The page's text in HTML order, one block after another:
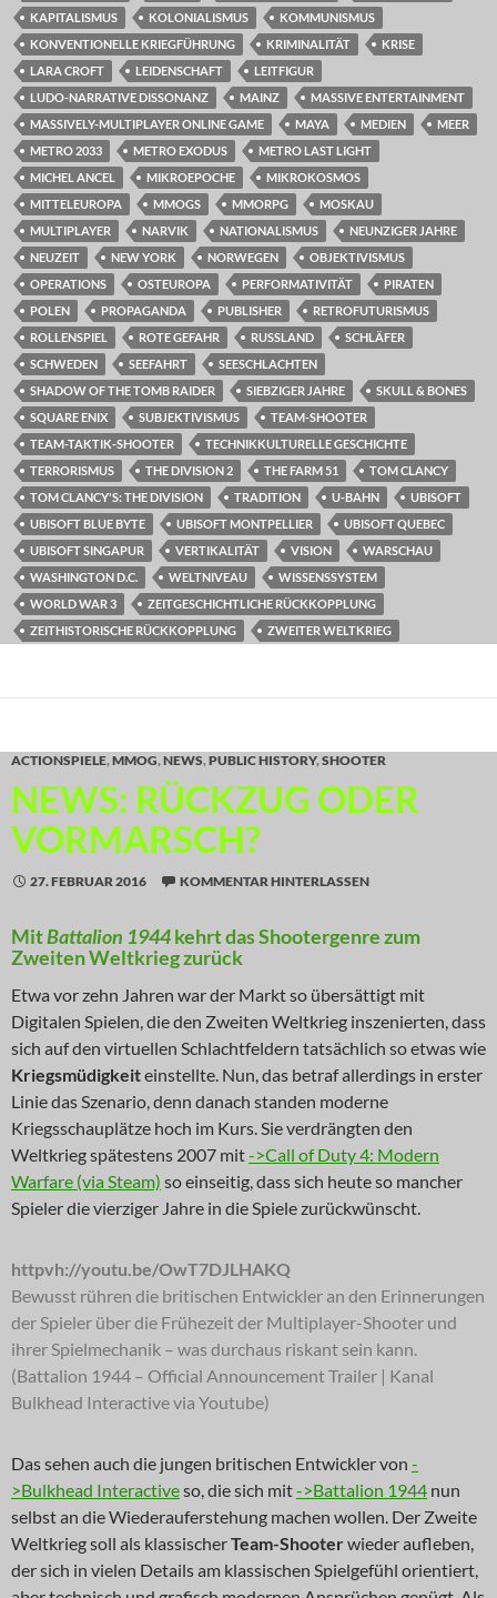
KAPITALISMUS
KOLONIALISMUS
KOMMUNISMUS
KONVENTIONELLE KRIEGFÜHRUNG
KRIMINALITÄT
KRISE
LARA CROFT
LEIDENSCHAFT
LEITFIGUR
LUDO-NARRATIVE DISSONANZ
MAINZ
MASSIVE ENTERTAINMENT
MASSIVELY-MULTIPLAYER ONLINE GAME
MAYA MEDIEN
MEER
METRO 2033
METRO EXODUS
METRO LAST LIGHT
MICHEL ANCEL
MIKROEPOCHE
MIKROKOSMOS
MITTELEUROPA
MMOGS MMORPG
MOSKAU
MULTIPLAYER
NARVIK NATIONALISMUS
NEUNZIGER JAHRE
NEUZEIT
NEW YORK NORWEGEN
OBJEKTIVISMUS
OPERATIONS
OSTEUROPA PERFORMATIVITÄT
PIRATEN
POLEN
PROPAGANDA PUBLISHER
RETROFUTURISMUS
ROLLENSPIEL
ROTE GEFAHR RUSSLAND
SCHLÄFER
SCHWEDEN
SEEFAHRT
SEESCHLACHTEN
SHADOW OF THE TOMB RAIDER
SIEBZIGER JAHRE
SKULL & BONES
SQUARE ENIX
SUBJEKTIVISMUS
TEAM-SHOOTER
TEAM-TAKTIK-SHOOTER
TECHNIKKULTURELLE GESCHICHTE
TERRORISMUS
THE DIVISION 2 THE FARM 51
TOM CLANCY
TOM CLANCY'S: THE DIVISION
TRADITION U-BAHN
UBISOFT
UBISOFT BLUE BYTE
UBISOFT MONTPELLIER
UBISOFT QUEBEC
UBISOFT SINGAPUR
VERTIKALITÄT VISION
WARSCHAU
WASHINGTON D.C.
WELTNIVEAU
WISSENSSYSTEM
WORLD WAR 3
ZEITGESCHICHTLICHE RÜCKKOPPLUNG
ZEITHISTORISCHE RÜCKKOPPLUNG
ZWEITER WELTKRIEG
ACTIONSPIELE,MMOG,NEWS,PUBLIC HISTORY,SHOOTER
NEWS: RÜCKZUG ODER
VORMARSCH?
27. FEBRUAR 2016 KOMMENTAR HINTERLASSEN
MitBattalion 1944kehrt das Shootergenre zum
Zweiten Weltkrieg zurück
Etwa vor zehn Jahren war der Markt so übersättigt mit
Digitalen Spielen, die den Zweiten Weltkrieg inszenierten, dass
sich auf den virtuellen Schlachtfeldern tatsächlich so etwas wie
Kriegsmüdigkeiteinstellte. Nun, das betraf allerdings in erster
Linie das Szenario, denn danach standen moderne
Kriegsschauplätze hoch im Kurs. Sie verdrängten den
Weltkrieg spätestens 2007 mit->Call of Duty 4: Modern
Warfare (via Steam) so einseitig, dass sich heute so mancher
Spieler die vierziger Jahre in die Spiele zurückwünscht.
httpvh://youtu.be/OwT7DJLHAKQ
Bewusst rühren die britischen Entwickler an den Erinnerungen
der Spieler über die Frühezeit der Multiplayer-Shooter und
ihrer Spielmechanik – was durchaus riskant sein kann.
(Battalion 1944 – Official Announcement Trailer | Kanal
Bulkhead Interactive via Youtube)
Das sehen auch die jungen britischen Entwickler von -
>Bulkhead Interactiveso, die sich mit->Battalion 1944 nun
selbst an die Wiederauferstehung machen wollen. Der Zweite
Weltkrieg soll als klassischerTeam-Shooterwieder aufleben,
der sich in vielen Details am klassischen Spielgefühl orientiert,